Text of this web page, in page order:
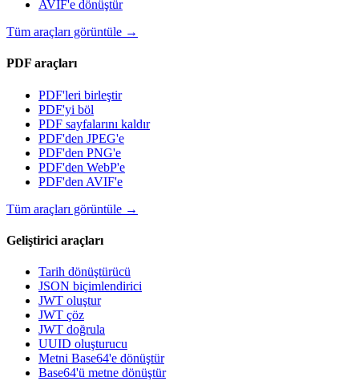
AVIF'e dönüştür
Tüm araçları görüntüle →
PDF araçları
PDF'leri birleştir
PDF'yi böl
PDF sayfalarını kaldır
PDF'den JPEG'e
PDF'den PNG'e
PDF'den WebP'e
PDF'den AVIF'e
Tüm araçları görüntüle →
Geliştirici araçları
Tarih dönüştürücü
JSON biçimlendirici
JWT oluştur
JWT çöz
JWT doğrula
UUID oluşturucu
Metni Base64'e dönüştür
Base64'ü metne dönüştür